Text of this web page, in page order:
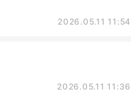
2026.05.11 11:54
2026.05.11 11:36